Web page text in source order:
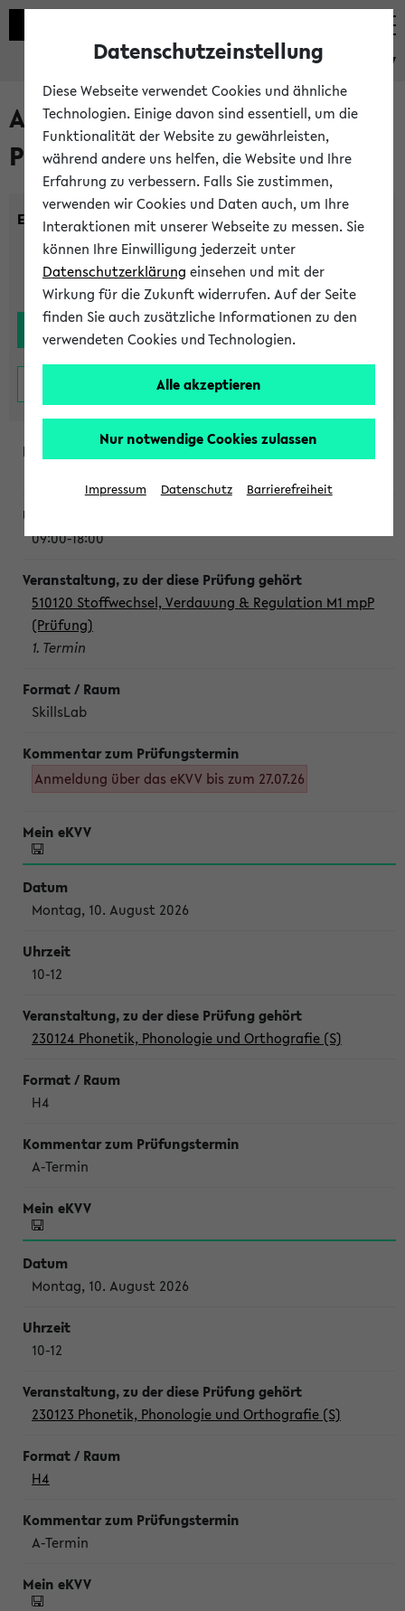
eKVV
Alle noch stattfindenden
Prüfungen
Einrichtung:
09:00-18:00
510120 Stoffwechsel, Verdauung & Regulation M1 mpP
(Prüfung)
1. Termin
SkillsLab
Anmeldung über das eKVV bis zum 27.07.26
Montag, 10. August 2026
10-12
230124 Phonetik, Phonologie und Orthografie (S)
H4
A-Termin
Montag, 10. August 2026
10-12
230123 Phonetik, Phonologie und Orthografie (S)
H4
A-Termin
Datenschutzeinstellung
Diese Webseite verwendet Cookies und ähnliche
Technologien. Einige davon sind essentiell, um die
Funktionalität der Website zu gewährleisten,
während andere uns helfen, die Website und Ihre
Erfahrung zu verbessern. Falls Sie zustimmen,
verwenden wir Cookies und Daten auch, um Ihre
Interaktionen mit unserer Webseite zu messen. Sie
können Ihre Einwilligung jederzeit unter
Datenschutzerklärung einsehen und mit der
Wirkung für die Zukunft widerrufen. Auf der Seite
finden Sie auch zusätzliche Informationen zu den
verwendeten Cookies und Technologien.
Alle akzeptieren
Nur notwendige Cookies zulassen
Impressum Datenschutz Barrierefreiheit